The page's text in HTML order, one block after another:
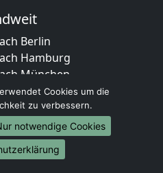
Berlin
Hamburg
München
Köln
Frankfurt am Main
Stuttgart
Düsseldorf
Leipzig
Cookies um die
zu verbessern.
notwendige Cookies